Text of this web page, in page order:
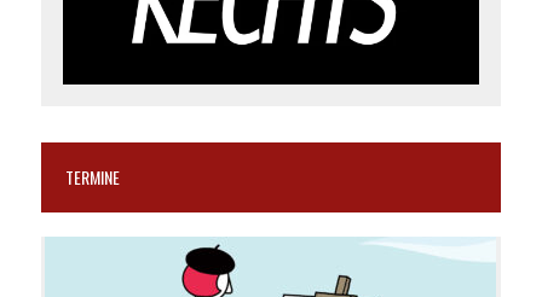
TERMINE